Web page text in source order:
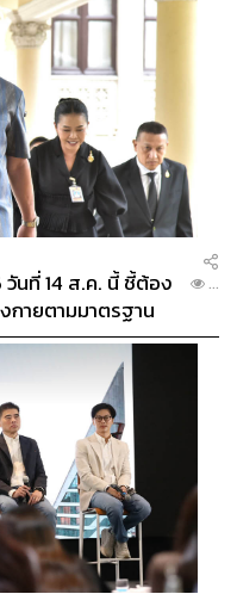
ศ และความหอมของ
ย่างดี บวกกับความ
ได้ยาวๆ ตลอดวัน
สำหรับตกแต่ง
วันที่ 14 ส.ค. นี้ ชี้ต้อง
กายตามมาตรฐาน
...